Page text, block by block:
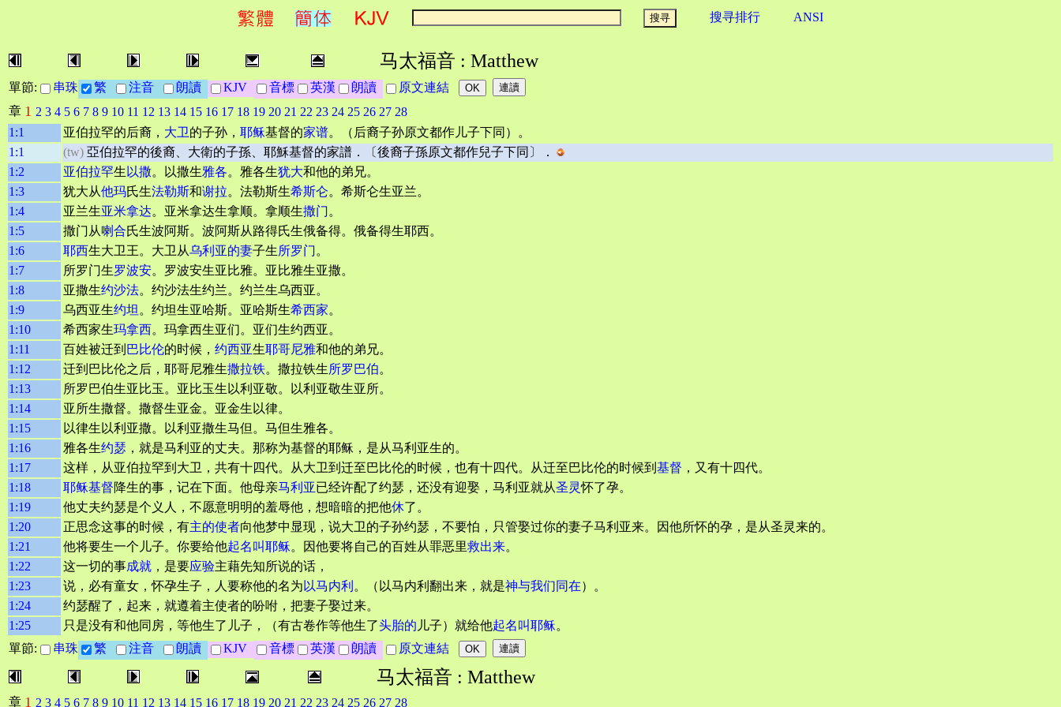
搜寻排行 ANSI
马太福音 : Matthew
單節: 串珠 繁 注音 朗讀 KJV 音標 英漢 朗讀
原文連結
章 1 2 3 4 5 6 7 8 9 10 11 12 13 14 15 16 17 18 19 20 21 22 23 24 25 26 27 28
1:1
亚伯拉罕的后裔， 大卫的子孙， 耶稣基督的家谱。（后裔子孙原文都作儿子下同）。
1:1
(tw) 亞伯拉罕的後裔、大衛的子孫、耶穌基督的家譜．〔後裔子孫原文都作兒子下同〕．
1:2
亚伯拉罕生 以撒。以撒生雅各。雅各生犹大和他的弟兄。
1:3
犹大从他玛氏生法勒斯和谢拉。法勒斯生希斯仑。希斯仑生亚兰。
1:4
亚兰生亚米拿达。亚米拿达生拿顺。拿顺生撒门 。
1:5
撒门从喇合氏生波阿斯。波阿斯从路得氏生俄备得。俄备得生耶西。
1:6
耶西生大卫王。大卫从乌利亚的妻子生所罗门 。
1:7
所罗门生罗波安。罗波安生亚比雅。亚比雅生亚撒。
1:8
亚撒生约沙法。约沙法生约兰。约兰生乌西亚。
1:9
乌西亚生约坦 。约坦生亚哈斯。亚哈斯生希西家。
1:10
希西家生玛拿西。玛拿西生亚们。亚们生约西亚。
1:11
百姓被迁到 巴比伦的时候， 约西亚生耶哥尼雅和他的弟兄。
1:12
迁到巴比伦之后，耶哥尼雅生撒拉铁。撒拉铁生所罗巴伯。
1:13
所罗巴伯生亚比玉。亚比玉生以利亚敬。以利亚敬生亚所。
1:14
亚所生撒督。撒督生亚金。亚金生以律。
1:15
以律生以利亚撒。以利亚撒生马但。马但生雅各。
1:16
雅各生约瑟 ，就是马利亚的丈夫。那称为基督的耶稣，是从马利亚生的。
1:17
这样，从亚伯拉罕到大卫，共有十四代。从大卫到迁至巴比伦的时候，也有十四代。从迁至巴比伦的时候到 基督 ，又有十四代。
1:18
耶稣基督降生的事，记在下面。他母亲马利亚已经许配了约瑟，还没有迎娶，马利亚就从圣灵怀了孕。
1:19
他丈夫约瑟是个义人，不愿意明明的羞辱他，想暗暗的把他休了。
1:20
正思念这事的时候，有主的使者向他梦中显现，说大卫的子孙约瑟，不要怕，只管娶过你的妻子马利亚来。因他所怀的孕，是从圣灵来的。
1:21
他将要生一个儿子。你要给他起名叫耶稣。因他要将自己的百姓从罪恶里救出来。
1:22
这一切的事成就 ，是要应验主藉先知所说的话，
1:23
说，必有童女，怀孕生子，人要称他的名为 以马内利 。（以马内利翻出来，就是神与我们同在）。
1:24
约瑟醒了，起来，就遵着主使者的吩咐，把妻子娶过来。
1:25
只是没有和他同房，等他生了儿子，（有古卷作等他生了头胎的 儿子）就给他起名叫耶稣。
單節:
串珠 繁 注音 朗讀 KJV 音標 英漢 朗讀 原文連結
马太福音 : Matthew
章 1 2 3 4 5 6 7 8 9 10 11 12 13 14 15 16 17 18 19 20 21 22 23 24 25 26 27 28